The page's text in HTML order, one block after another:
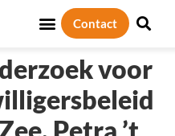
Contact
voor